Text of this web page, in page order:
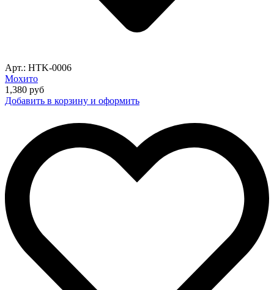
Арт.: HTK-0006
Мохито
1,380 руб
Добавить в корзину и оформить